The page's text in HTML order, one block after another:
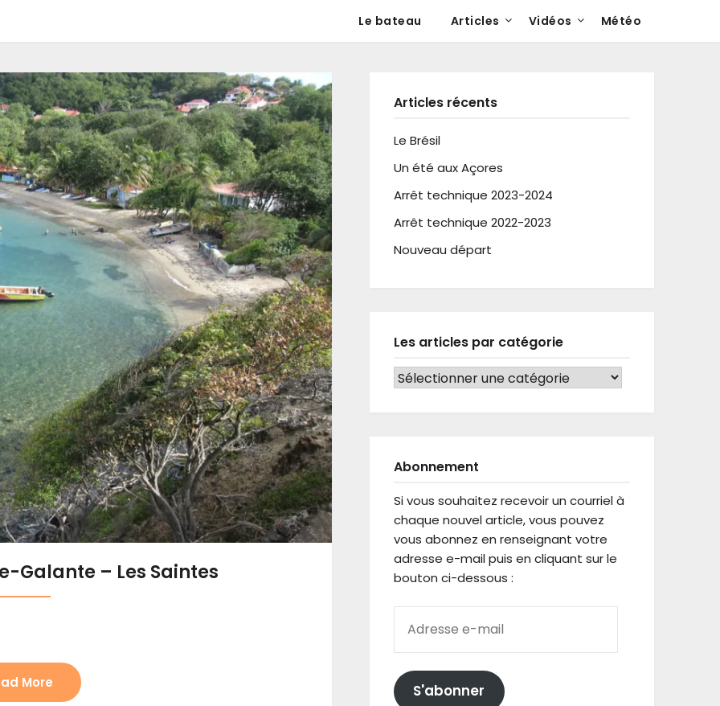
Le bateau Articles Vidéos Météo
Galante – Les Saintes
More
Articles récents
Le Brésil
Un été aux Açores
Arrêt technique 2023-2024
Arrêt technique 2022-2023
Nouveau départ
Les articles par catégorie
LES ARTICLES PAR CATÉGORIE
Abonnement
Si vous souhaitez recevoir un courriel à
chaque nouvel article, vous pouvez
vous abonnez en renseignant votre
adresse e-mail puis en cliquant sur le
bouton ci-dessous :
S'abonner